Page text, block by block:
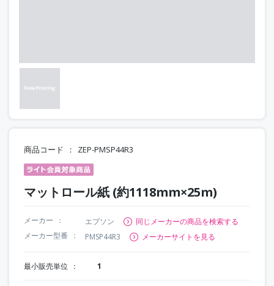
商品コード ZEP-PMSP44R3
マットロール紙 (約1118mm×25m)
メーカー エプソン
同じメーカーの商品を検索する
メーカー型番
PMSP44R3 メーカーサイトを見る
最小販売単位 1